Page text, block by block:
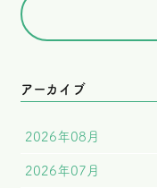
アーカイブ
2026年08月
2026年07月